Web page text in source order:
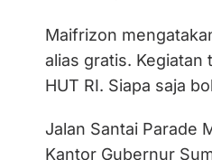
Maifrizon
alias gratis.
HUT RI. Siapa saja
Jalan Santai Parade
Kantor Gubernur